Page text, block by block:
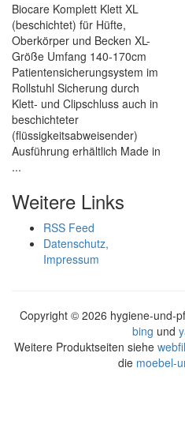
Biocare Komplett Klett XL
(beschichtet) für Hüfte,
Oberkörper und Becken XL-
Größe Umfang 140-170cm
Patientensicherungsystem im
Rollstuhl Sicherung durch
Klett- und Clipschluss auch in
beschichteter
(flüssigkeitsabweisender)
Ausführung erhältlich Made in
...
Weitere Links
RSS Feed
Datenschutz,
Impressum
Copyright © 2026 hygiene-und-
bing und
Weitere Produktseiten siehe
die moebel-